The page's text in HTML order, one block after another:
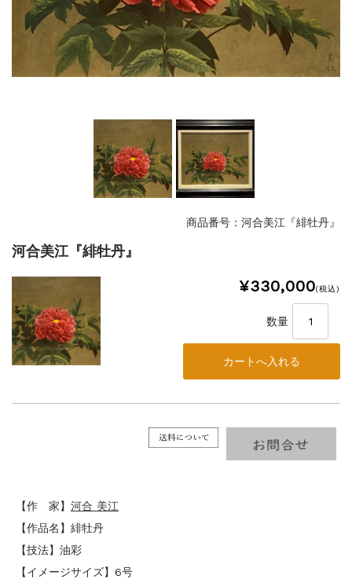
商品番号：河合美江『緋牡丹』
河合美江『緋牡丹』
¥330,000(税込)
数量
【作 家】 河合 美江
【作品名】緋牡丹
【技法】油彩
【イメージサイズ】6号